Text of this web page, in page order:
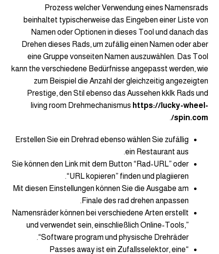
Prozess welcher Verwendung eines Namensrads
beinhaltet typischerweise das Eingeben einer Liste von
Namen oder Optionen in dieses Tool und danach das
Drehen dieses Rads, um zufällig einen Namen oder aber
eine Gruppe vonseiten Namen auszuwählen. Das Tool
kann the verschiedene Bedürfnisse angepasst werden, wie
zum Beispiel die Anzahl der gleichzeitig angezeigten
Prestige, den Stil ebenso das Aussehen kklk Rads und
living room Drehmechanismus https://lucky-wheel-
spin.com/
.
Erstellen Sie ein Drehrad ebenso wählen Sie zufällig
ein Restaurant aus.
Sie können den Link mit dem Button “Rad-URL” oder
“URL kopieren” finden und plagiieren.
Mit diesen Einstellungen können Sie die Ausgabe am
Finale des rad drehen anpassen.
Namensräder können bei verschiedene Arten erstellt
und verwendet sein, einschließlich Online-Tools,”
“Software program und physische Drehräder.
“Passes away ist ein Zufallsselektor, eine